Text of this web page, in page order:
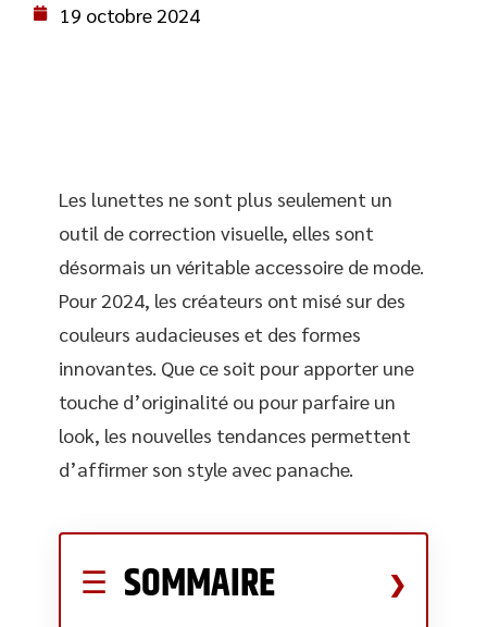
19 octobre 2024
Les lunettes ne sont plus seulement un
outil de correction visuelle, elles sont
désormais un véritable accessoire de mode.
Pour 2024, les créateurs ont misé sur des
couleurs audacieuses et des formes
innovantes. Que ce soit pour apporter une
touche d’originalité ou pour parfaire un
look, les nouvelles tendances permettent
d’affirmer son style avec panache.
SOMMAIRE